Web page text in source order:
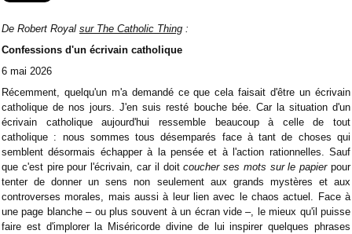
De Robert Royal sur The Catholic Thing :
Confessions d'un écrivain catholique
6 mai 2026
Récemment, quelqu'un m'a demandé ce que cela faisait d'être un écrivain
catholique de nos jours. J'en suis resté bouche bée. Car la situation d'un
écrivain catholique aujourd'hui ressemble beaucoup à celle de tout
catholique : nous sommes tous désemparés face à tant de choses qui
semblent désormais échapper à la pensée et à l'action rationnelles. Sauf
que c'est pire pour l'écrivain, car il doitcoucher ses mots sur le papierpour
tenter de donner un sens non seulement aux grands mystères et aux
controverses morales, mais aussi à leur lien avec le chaos actuel. Face à
une page blanche – ou plus souvent à un écran vide –, le mieux qu'il puisse
faire est d'implorer la Miséricorde divine de lui inspirer quelques phrases